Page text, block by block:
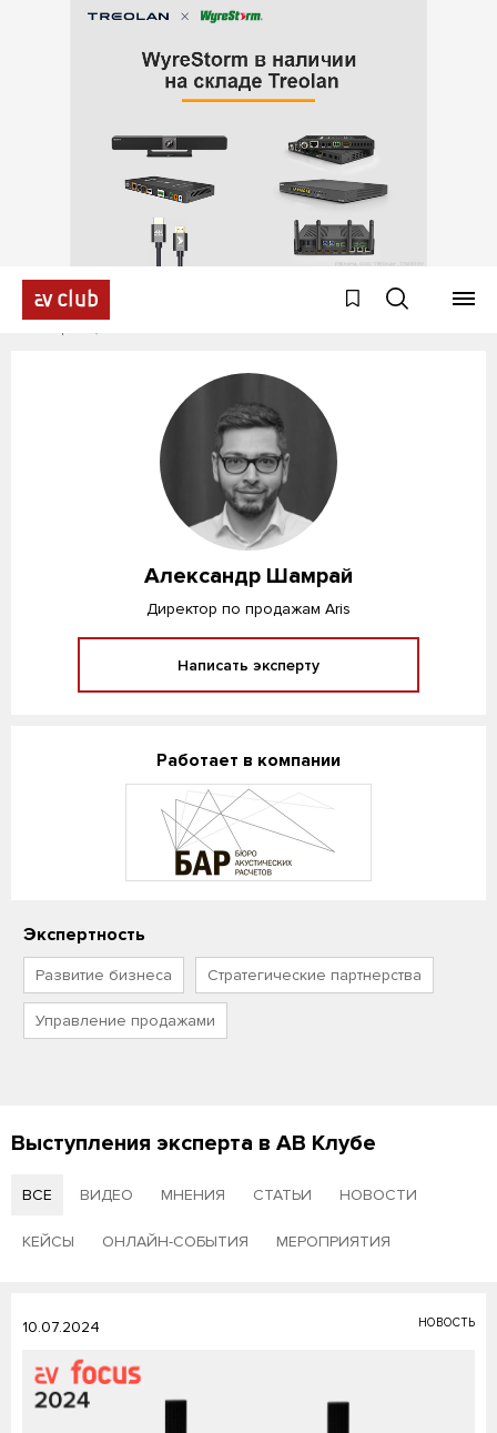
Эксперты
Александр Шамрай
Директор по продажам Aris
Написать эксперту
Работает в компании
Экспертность
Развитие бизнеса Стратегические партнерства
Управление продажами
Выступления эксперта в АВ Клубе
ВСЕ ВИДЕО МНЕНИЯ СТАТЬИ НОВОСТИ
КЕЙСЫ ОНЛАЙН-СОБЫТИЯ МЕРОПРИЯТИЯ
10.07.2024 НОВОСТЬ